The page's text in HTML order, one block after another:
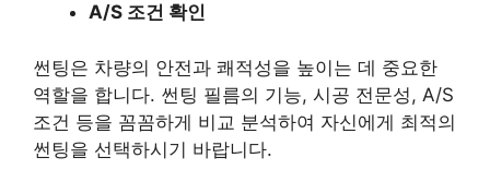
A/S 조건 확인
썬팅은 차량의 안전과 쾌적성을 높이는 데 중요한
역할을 합니다. 썬팅 필름의 기능, 시공 전문성, A/S
조건 등을 꼼꼼하게 비교 분석하여 자신에게 최적의
썬팅을 선택하시기 바랍니다.